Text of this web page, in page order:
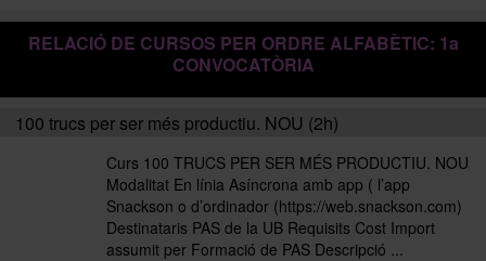
RELACIÓ DE CURSOS PER ORDRE ALFABÈTIC: 1a
CONVOCATÒRIA
100 trucs per ser més productiu. NOU (2h)
Curs 100 TRUCS PER SER MÉS PRODUCTIU. NOU
Modalitat En línia Asíncrona amb app ( l’app
Snackson o d’ordinador (https://web.snackson.com)
Destinataris PAS de la UB Requisits Cost Import
assumit per Formació de PAS Descripció ...